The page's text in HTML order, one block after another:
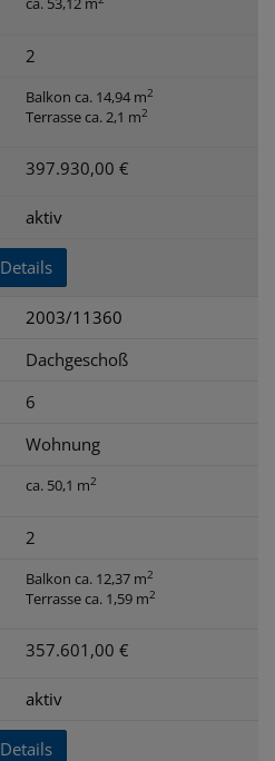
2
Balkon ca. 14,94 m2
Terrasse ca. 2,1 m2
397.930,00 €
aktiv
Details
2003/11360
Dachgeschoß
6
Wohnung
ca. 50,1 m2
2
Balkon ca. 12,37 m2
Terrasse ca. 1,59 m2
357.601,00 €
aktiv
Details